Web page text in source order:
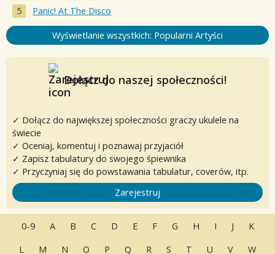
Panic! At The Disco
Wyświetlanie wszystkich: Popularni Artyści
Dołącz do naszej społeczności!
✓ Dołącz do największej społeczności graczy ukulele na
świecie
✓ Oceniaj, komentuj i poznawaj przyjaciół
✓ Zapisz tabulatury do swojego śpiewnika
✓ Przyczyniaj się do powstawania tabulatur, coverów, itp.
Zarejestruj
0-9 A B C D E F G H I J
K
L
M N O P Q R S T U V W